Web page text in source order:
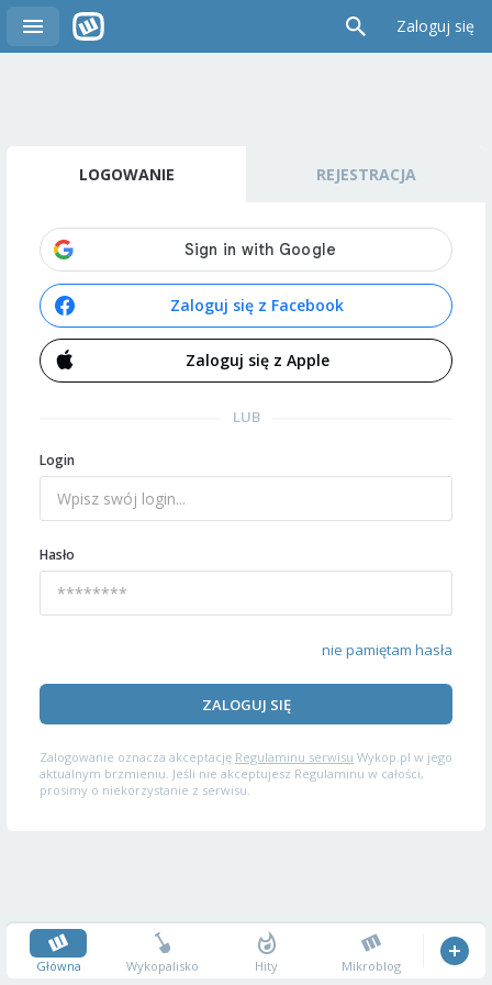
Zaloguj się
LOGOWANIE REJESTRACJA
Zaloguj się z Facebook
Zaloguj się z Apple
LUB
Login
Hasło
nie pamiętam hasła
ZALOGUJ SIĘ
Zalogowanie oznacza akceptację Regulaminu serwisu Wykop.pl w jego
aktualnym brzmieniu. Jeśli nie akceptujesz Regulaminu w całości,
prosimy o niekorzystanie z serwisu.
Główna Wykopalisko Hity Mikroblog